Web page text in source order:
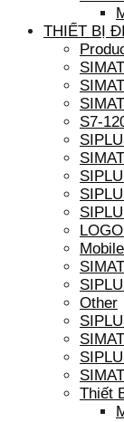
THIẾT BỊ
S7-
Other
Thiết